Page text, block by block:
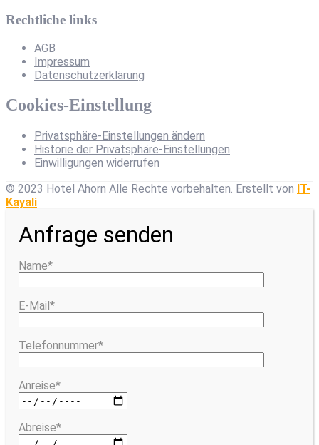
Rechtliche links
AGB
Impressum
Datenschutzerklärung
Cookies-Einstellung
Privatsphäre-Einstellungen ändern
Historie der Privatsphäre-Einstellungen
Einwilligungen widerrufen
© 2023 Hotel Ahorn Alle Rechte vorbehalten. Erstellt von IT-
Kayali
Anfrage senden
Name*
E-Mail*
Telefonnummer*
Anreise*
Abreise*